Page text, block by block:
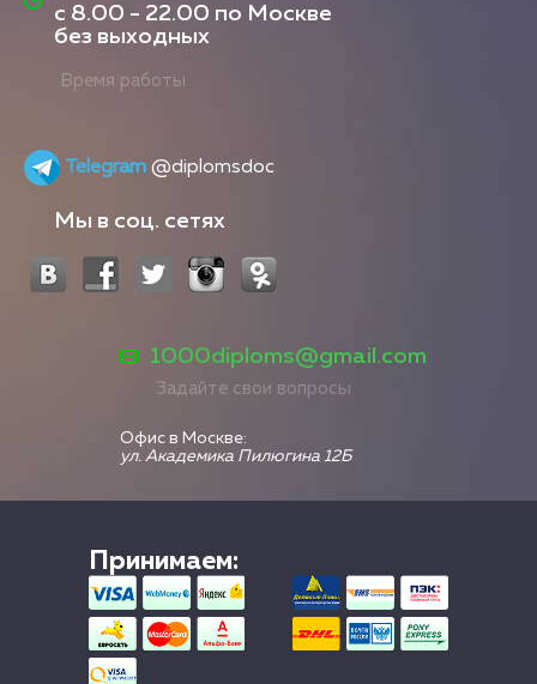
с 8.00 - 22.00 по Москве
без выходных
Время работы
Telegram @diplomsdoc
Мы в соц. сетях
1000diploms@gmail.com
Задайте свои вопросы
Офис в Москве:
ул. Академика Пилюгина 12Б
Принимаем: